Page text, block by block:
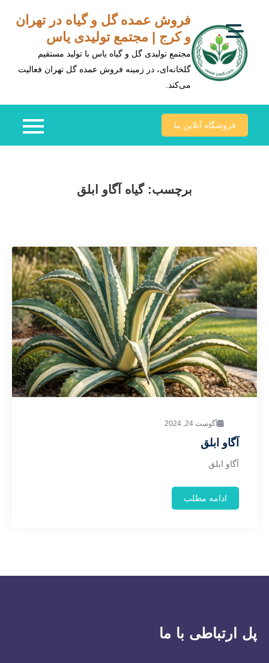
content
فروش عمده گل و گیاه در تهران
و کرج | مجتمع تولیدی یاس
مجتمع تولیدی گل و گیاه یاس با تولید مستقیم
گلخانه‌ای، در زمینه فروش عمده گل تهران فعالیت
می‌کند.
فروشگاه آنلاین ما
برچسب:گیاه آگاو ابلق
آگوست 24, 2024
آگاو ابلق
آگاو ابلق
ادامه مطلب
پل ارتباطی با ما